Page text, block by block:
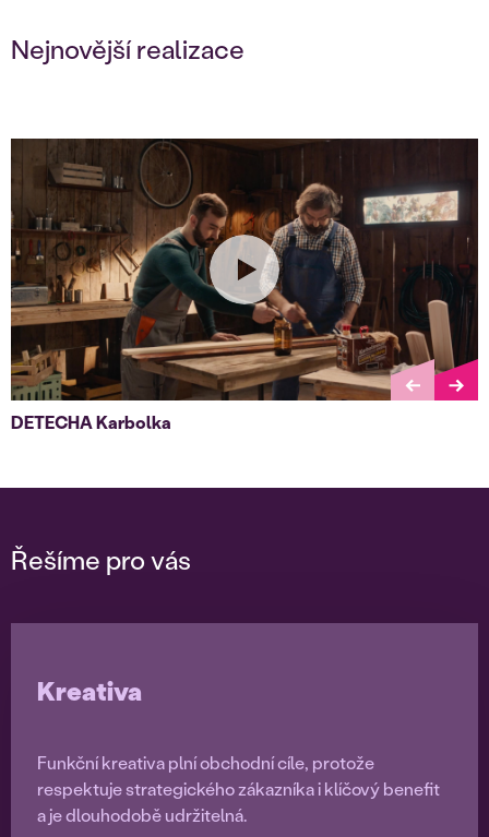
Nejnovější realizace
DETECHA Karbolka
Řešíme pro vás
Kreativa
Funkční kreativa plní obchodní cíle, protože
respektuje strategického zákazníka i klíčový benefit
a je dlouhodobě udržitelná.